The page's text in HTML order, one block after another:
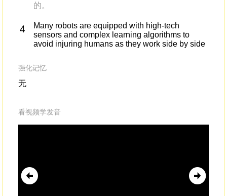
的。
Many robots are equipped with high-tech
sensors and complex learning algorithms to
avoid injuring humans as they work side by side
强化记忆
无
看视频学发音